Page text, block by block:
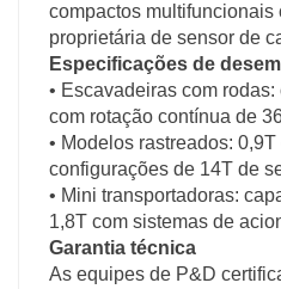
compactos multifuncionais
proprietária de sensor de
Especificações de
• Escavadeiras com
com rotação contínua de
• Modelos rastreados:
configurações de 14T de
• Mini transportadoras:
1,8T com sistemas de
Garantia técnica
As equipes de P&D